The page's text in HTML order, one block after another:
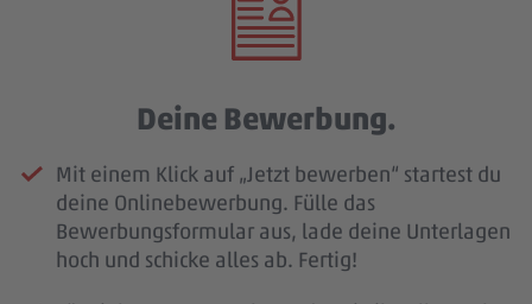
Deine Bewerbung.
Mit einem Klick auf „Jetzt bewerben“ startest du
deine Onlinebewerbung. Fülle das
Bewerbungsformular aus, lade deine Unterlagen
hoch und schicke alles ab. Fertig!